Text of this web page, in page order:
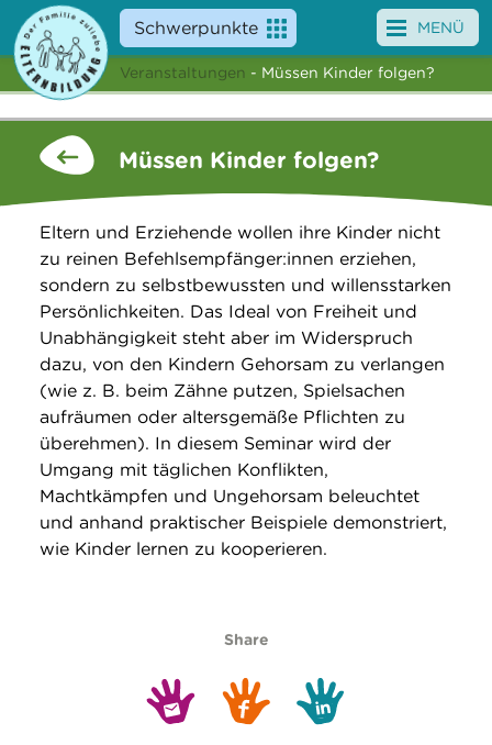
Schwerpunkte
Angebote
Veranstaltungen
Service
Über uns
Suche
MENÜ
Veranstaltungen - Müssen Kinder folgen?
Müssen Kinder folgen?
Eltern und Erziehende wollen ihre Kinder nicht
zu reinen Befehlsempfänger:innen erziehen,
sondern zu selbstbewussten und willensstarken
Persönlichkeiten. Das Ideal von Freiheit und
Unabhängigkeit steht aber im Widerspruch
dazu, von den Kindern Gehorsam zu verlangen
(wie z. B. beim Zähne putzen, Spielsachen
aufräumen oder altersgemäße Pflichten zu
überehmen). In diesem Seminar wird der
Umgang mit täglichen Konflikten,
Machtkämpfen und Ungehorsam beleuchtet
und anhand praktischer Beispiele demonstriert,
wie Kinder lernen zu kooperieren.
Share